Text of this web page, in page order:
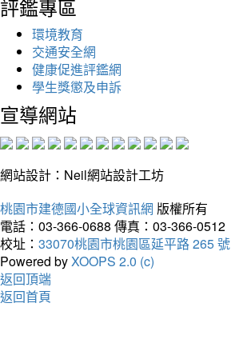
評鑑專區
環境教育
交通安全網
健康促進評鑑網
學生獎懲及申訴
宣導網站
網站設計：Neil網站設計工坊
桃園市建德國小全球資訊網 版權所有
電話：03-366-0688 傳真：03-366-0512
校址： 33070桃園市桃園區延平路 265 號
Powered byXOOPS 2.0 (c)
返回頂端
返回首頁